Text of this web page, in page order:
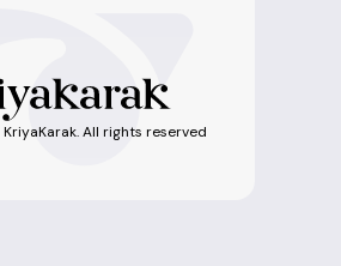
KriyaKarak. All rights reserved